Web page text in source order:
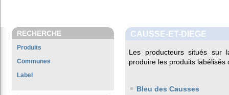
RECHERCHE
Produits
Communes
Label
CAUSSE-ET-DIEGE
Les producteurs situés sur
produire les produits labélisés
Bleu des Causses